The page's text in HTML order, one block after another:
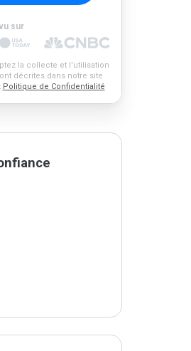
sur
la collecte et l'utilisation
décrites dans notre site
Politique de Confidentialité